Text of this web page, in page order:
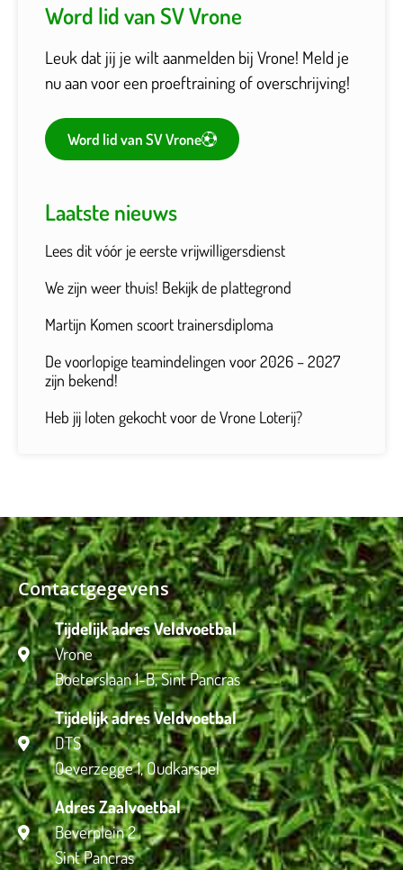
Word lid van SV Vrone
Leuk dat jij je wilt aanmelden bij Vrone! Meld je
nu aan voor een proeftraining of overschrijving!
Word lid van SV Vrone
Laatste nieuws
Lees dit vóór je eerste vrijwilligersdienst
We zijn weer thuis! Bekijk de plattegrond
Martijn Komen scoort trainersdiploma
De voorlopige teamindelingen voor 2026 – 2027
zijn bekend!
Heb jij loten gekocht voor de Vrone Loterij?
Contactgegevens
Tijdelijk adres Veldvoetbal
Vrone
Boeterslaan 1-B, Sint Pancras
Tijdelijk adres Veldvoetbal
DTS
Oeverzegge 1, Oudkarspel
Adres Zaalvoetbal
Beverplein 2
Sint Pancras